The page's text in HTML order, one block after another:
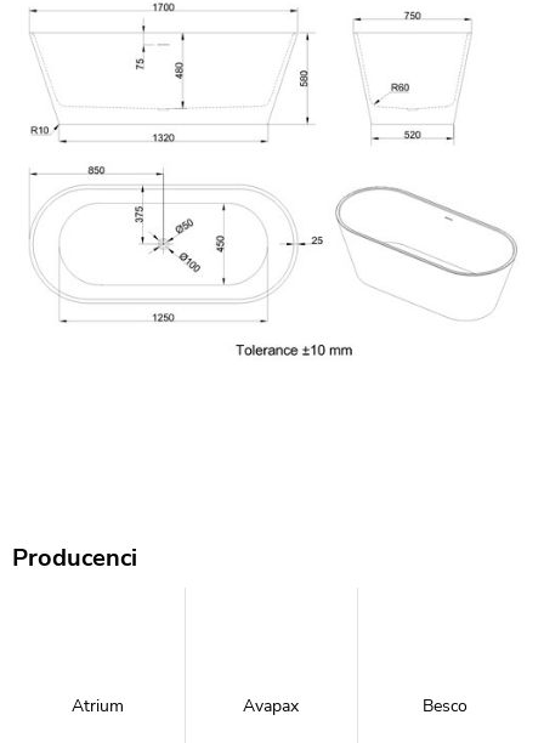
Producenci
Atrium Avapax Besco